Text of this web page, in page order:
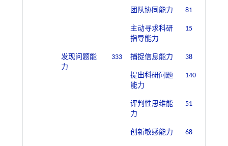
团队协同能力 81
主动寻求科研
指导能力
15
发现问题能
力
333 捕捉信息能力 38
提出科研问题
能力
140
评判性思维能
力
51
创新敏感能力 68